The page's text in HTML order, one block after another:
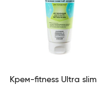
Крем-fitness Ultra slim